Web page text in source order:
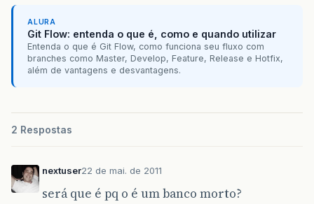
ALURA
Git Flow: entenda o que é, como e quando utilizar
Entenda o que é Git Flow, como funciona seu fluxo com
branches como Master, Develop, Feature, Release e Hotfix,
além de vantagens e desvantagens.
2 Respostas
nextuser22 de mai. de 2011
será que é pq o é um banco morto?